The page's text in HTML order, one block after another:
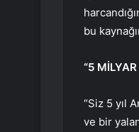
bu
“5
“Siz 5 yıl
ve bir